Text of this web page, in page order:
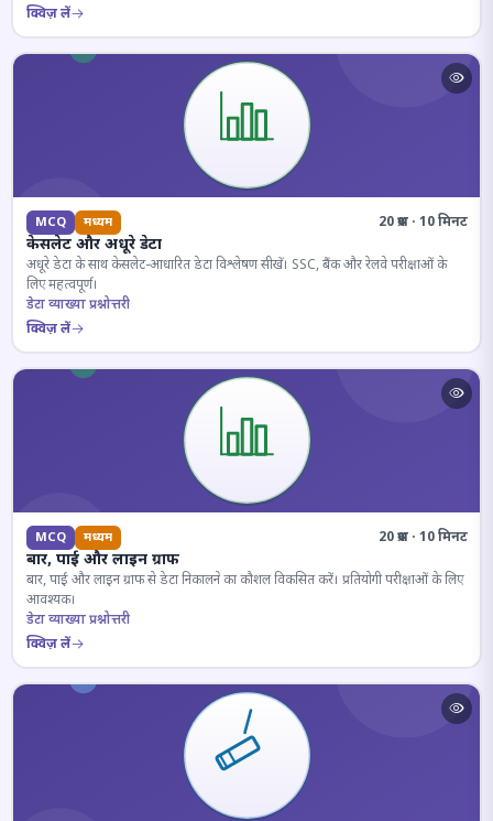
क्विज़ लें
MCQ मध्यम 20 प्रश्न · 10 मिनट
केसलेट और अधूरे डेटा
अधूरे डेटा के साथ केसलेट-आधारित डेटा विश्लेषण सीखें। SSC, बैंक और रेलवे परीक्षाओं के
लिए महत्वपूर्ण।
डेटा व्याख्या प्रश्नोत्तरी
क्विज़ लें
MCQ मध्यम 20 प्रश्न · 10 मिनट
बार, पाई और लाइन ग्राफ
बार, पाई और लाइन ग्राफ से डेटा निकालने का कौशल विकसित करें। प्रतियोगी परीक्षाओं के लिए
आवश्यक।
डेटा व्याख्या प्रश्नोत्तरी
क्विज़ लें